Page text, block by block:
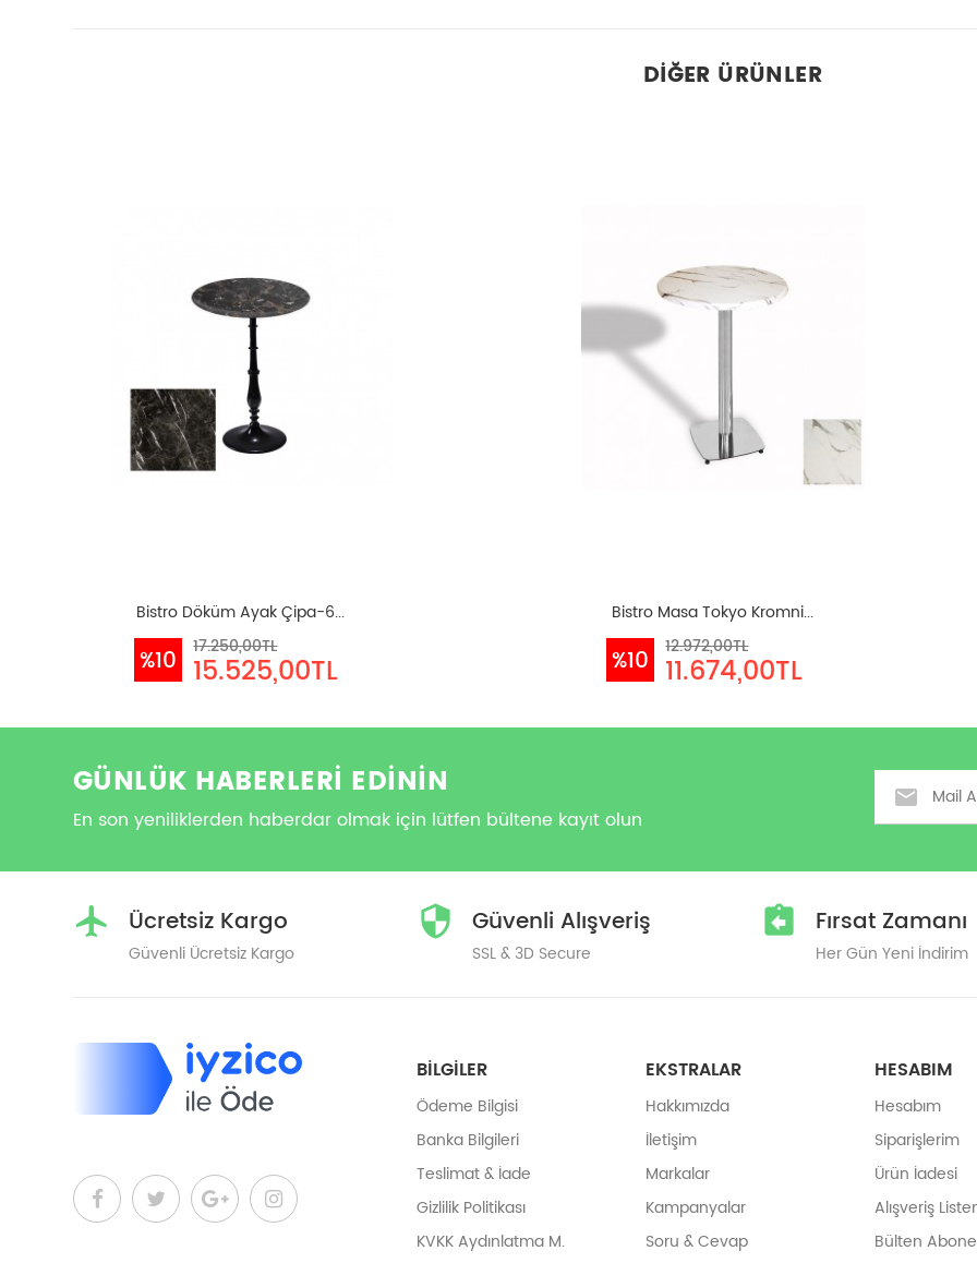
DIĞER ÜRÜNLER
Bistro Döküm Ayak Çipa-6...
%10 17.250,00TL
15.525,00TL
Bistro Masa Tokyo Kromni...
%10 12.972,00TL
11.674,00TL
GÜNLÜK HABERLERİ EDİNİN
En son yeniliklerden haberdar olmak için lütfen bültene kayıt olun
Ücretsiz Kargo
Güvenli Ücretsiz Kargo
Güvenli Alışveriş
SSL & 3D Secure
Fırsat Zamanı
Her Gün Yeni İndirim
BILGILER
Ödeme Bilgisi
Banka Bilgileri
Teslimat & İade
Gizlilik Politikası
KVKK Aydınlatma M.
EKSTRALAR
Hakkımızda
İletişim
Markalar
Kampanyalar
Soru & Cevap
HESABIM
Hesabım
Siparişlerim
Ürün İadesi
Alışveriş
Bülten